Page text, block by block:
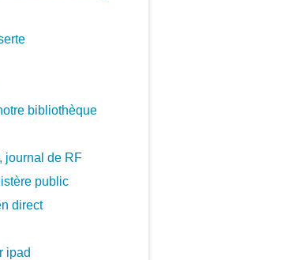
bibliothèque
journal de RF
public
direct
ipad